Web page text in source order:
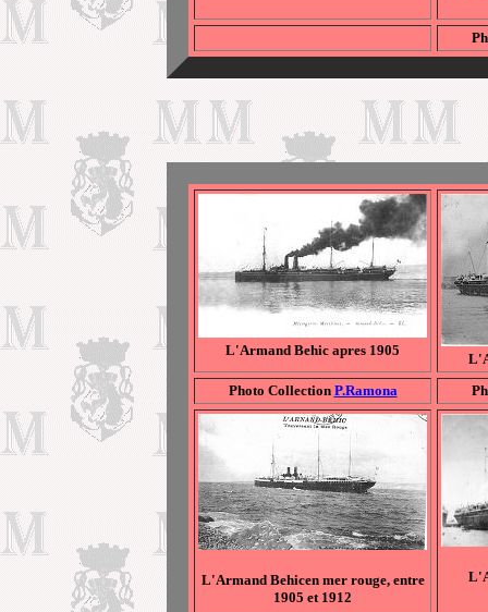
L'Armand Behic apres 1905
Photo Collection P.Ramona
L'Armand Behicen mer rouge, entre
1905 et 1912